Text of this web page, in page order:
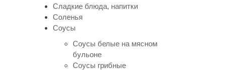
Сладкие блюда, напитки
Соленья
Соусы
Соусы белые на мясном
бульоне
Соусы грибные